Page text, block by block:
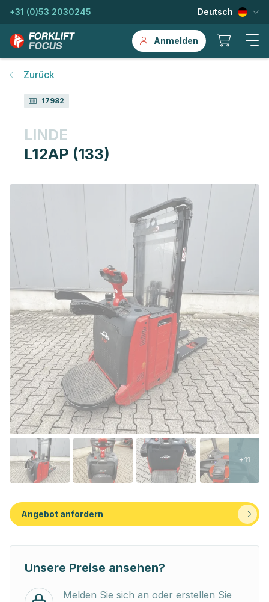
+31 (0)53 2030245 Deutsch
Anmelden
Zurück
17982
LINDE
L12AP (133)
+11
Angebot anfordern
Unsere Preise ansehen?
Melden Sie sich an oder erstellen Sie